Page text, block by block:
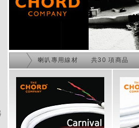
喇叭專用線材 共30 項商品